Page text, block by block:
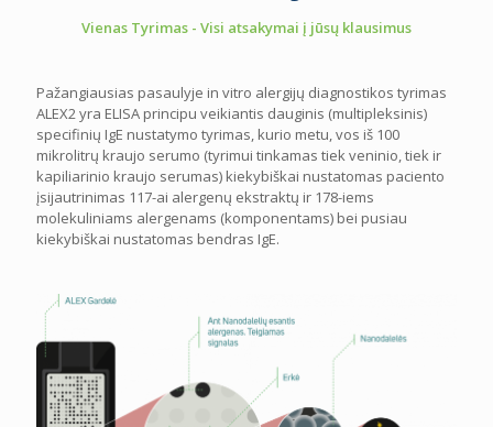
Vienas Tyrimas - Visi atsakymai į jūsų klausimus
Pažangiausias pasaulyje in vitro alergijų diagnostikos tyrimas
ALEX2 yra ELISA principu veikiantis dauginis (multipleksinis)
specifinių IgE nustatymo tyrimas, kurio metu, vos iš 100
mikrolitrų kraujo serumo (tyrimui tinkamas tiek veninio, tiek ir
kapiliarinio kraujo serumas) kiekybiškai nustatomas paciento
įsijautrinimas 117-ai alergenų ekstraktų ir 178-iems
molekuliniams alergenams (komponentams) bei pusiau
kiekybiškai nustatomas bendras IgE.